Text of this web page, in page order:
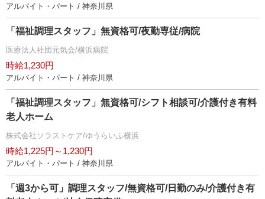
アルバイト・パート / 神奈川県
「福祉調理スタッフ」無資格可/夜勤専従/病院
医療法人社団元気会/横浜病院
時給1,230円
アルバイト・パート / 神奈川県
「福祉調理スタッフ」無資格可/シフト相談可/介護付き有料
老人ホーム
株式会社ソラストケア/ゆうらいふ横浜
時給1,225円～1,230円
アルバイト・パート / 神奈川県
「週3から可」調理スタッフ/無資格可/日勤のみ/介護付き有